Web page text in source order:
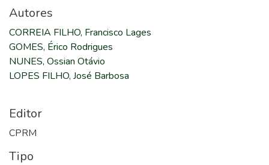
Autores
CORREIA FILHO, Francisco Lages
GOMES, Érico Rodrigues
NUNES, Ossian Otávio
LOPES FILHO, José Barbosa
Editor
CPRM
Tipo